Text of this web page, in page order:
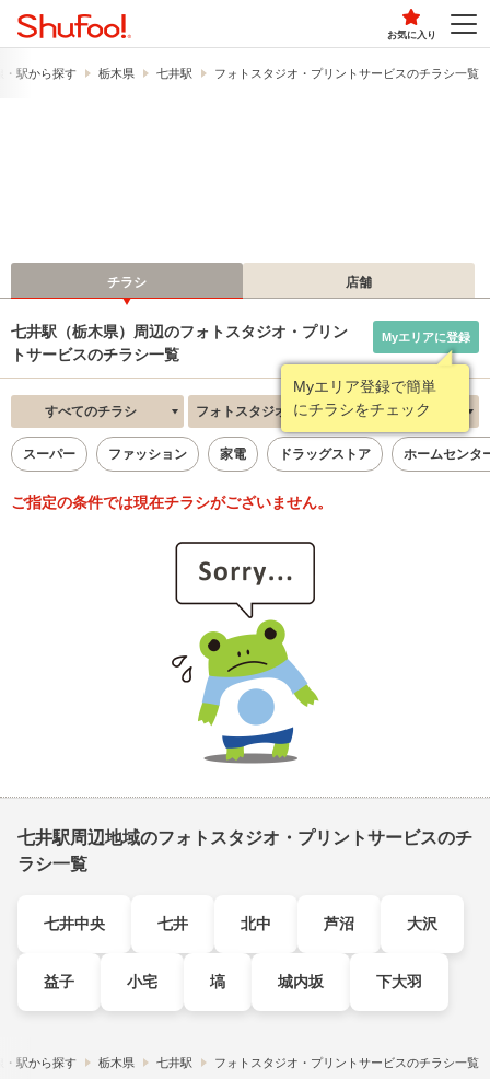
お気に入り
・駅から探す 栃木県 七井駅 フォトスタジオ・プリントサービスのチラシ一覧
チラシ 店舗
七井駅（栃木県）周辺のフォトスタジオ・プリン
トサービスのチラシ一覧
Myエリア登録で簡単
にチラシをチェック
Myエリアに登録
すべてのチラシ フォトスタジオ・プリントサービス 新着順
スーパー ファッション 家電 ドラッグストア ホームセンタ
ご指定の条件では現在チラシがございません。
七井駅周辺地域のフォトスタジオ・プリントサービスのチ
ラシ一覧
七井中央 七井 北中 芦沼 大沢
益子 小宅 塙 城内坂 下大羽
・駅から探す 栃木県 七井駅 フォトスタジオ・プリントサービスのチラシ一覧